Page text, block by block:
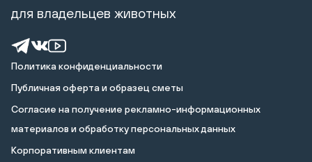
Политика конфиденциальности
Публичная оферта и образец сметы
Cогласие на получение рекламно-информационных
материалов и обработку персональных данных
Корпоративным клиентам
для владельцев животных